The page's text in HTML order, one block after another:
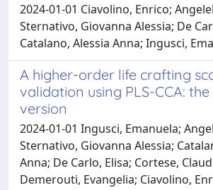
2024-01-01 Ciavolino, Enrico;
Sternativo, Giovanna Alessia; De
Catalano, Alessia Anna; Ingusci,
A higher-order life crafting
validation using PLS-CCA:
version
2024-01-01 Ingusci, Emanuela;
Sternativo, Giovanna Alessia;
Anna; De Carlo, Elisa; Cortese,
Demerouti, Evangelia; Ciavolino,